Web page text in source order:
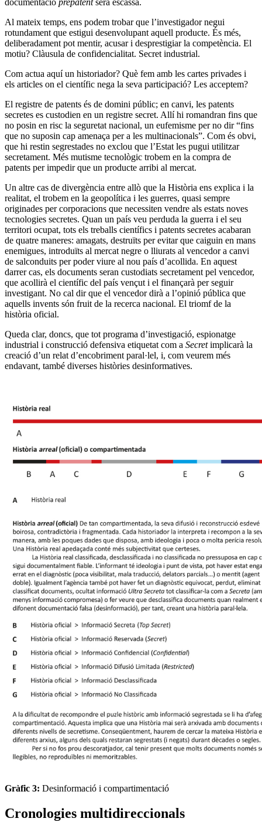
documentació prepatentserà escassa.
Al mateix temps, ens podem trobar que l’investigador negui
rotundament que estigui desenvolupant aquell producte. És més,
deliberadament pot mentir, acusar i desprestigiar la competència. El
motiu? Clàusula de confidencialitat. Secret industrial.
Com actua aquí un historiador? Què fem amb les cartes privades i
els articles on el científic nega la seva participació? Les acceptem?
El registre de patents és de domini públic; en canvi, les patents
secretes es custodien en un registre secret. Allí hi romandran fins que
no posin en risc la seguretat nacional, un eufemisme per no dir “fins
que no suposin cap amenaça per a les multinacionals”. Com és obvi,
que hi restin segrestades no exclou que l’Estat les pugui utilitzar
secretament. Més mutisme tecnològic trobem en la compra de
patents per impedir que un producte arribi al mercat.
Un altre cas de divergència entre allò que la Història ens explica i la
realitat, el trobem en la geopolítica i les guerres, quasi sempre
originades per corporacions que necessiten vendre als estats noves
tecnologies secretes. Quan un país veu perduda la guerra i el seu
territori ocupat, tots els treballs científics i patents secretes acabaran
de quatre maneres: amagats, destruïts per evitar que caiguin en mans
enemigues, introduïts al mercat negre o lliurats al vencedor a canvi
de salconduits per poder viure al nou país d’acollida. En aquest
darrer cas, els documents seran custodiats secretament pel vencedor,
que acollirà el científic del país vençut i el finançarà per seguir
investigant. No cal dir que el vencedor dirà a l’opinió pública que
aquells invents són fruit de la recerca nacional. El triomf de la
història oficial.
Queda clar, doncs, que tot programa d’investigació, espionatge
industrial i construcció defensiva etiquetat com a Secretimplicarà la
creació d’un relat d’encobriment paral·lel, i, com veurem més
endavant, també diverses històries desinformatives.
Gràfic 3: Desinformació i compartimentació
Cronologies multidireccionals